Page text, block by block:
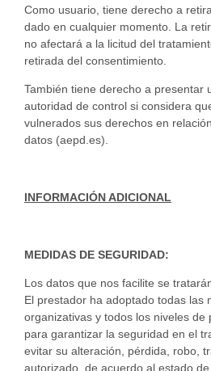
Como usuario, tiene derecho a
dado en cualquier momento. La
no afectará a la licitud del
retirada del consentimiento.
También tiene derecho a presentar
autoridad de control si considera
vulnerados sus derechos en
datos (aepd.es).
INFORMACIÓN ADICIONAL
MEDIDAS DE SEGURIDAD:
Los datos que nos facilite se
El prestador ha adoptado todas las
organizativas y todos los niveles de
para garantizar la seguridad en el
evitar su alteración, pérdida, robo,
autorizado, de acuerdo al estado